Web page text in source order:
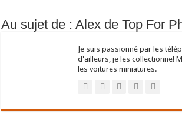
Au sujet de : Alex de Top For
Je suis passionné par les
d'ailleurs, je les collectionne!
les voitures miniatures.